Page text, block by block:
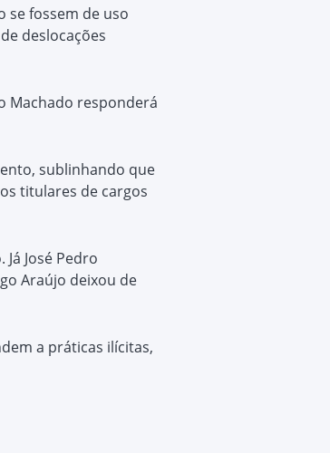
se fossem de uso
deslocações
Machado responderá
sublinhando que
titulares de cargos
José Pedro
Araújo deixou de
a práticas ilícitas,